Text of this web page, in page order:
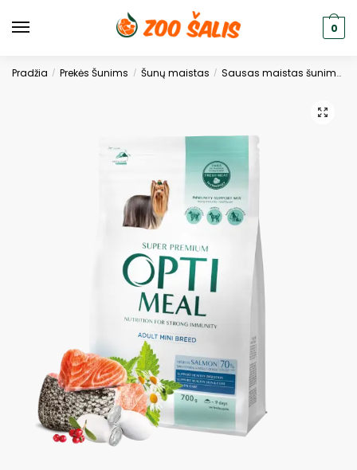
0
Pradžia / Prekės Šunims / Šunų maistas / Sausas maistas šunims